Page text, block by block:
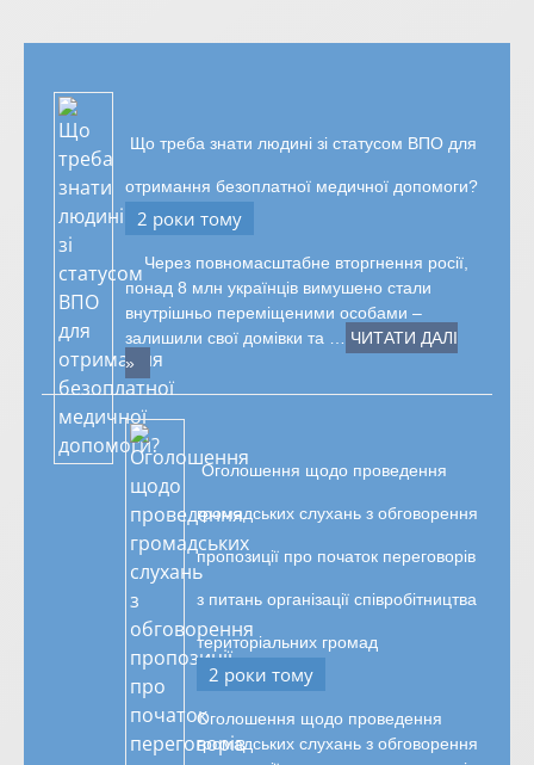
Що треба знати людині зі статусом ВПО для
отримання безоплатної медичної допомоги?
2 роки тому
Через повномасштабне вторгнення росії,
понад 8 млн українців вимушено стали
внутрішньо переміщеними особами –
залишили свої домівки та …
ЧИТАТИ ДАЛІ
»
Оголошення щодо проведення
громадських слухань з обговорення
пропозиції про початок переговорів
з питань організації співробітництва
територіальних громад
2 роки тому
Оголошення щодо проведення
громадських слухань з обговорення